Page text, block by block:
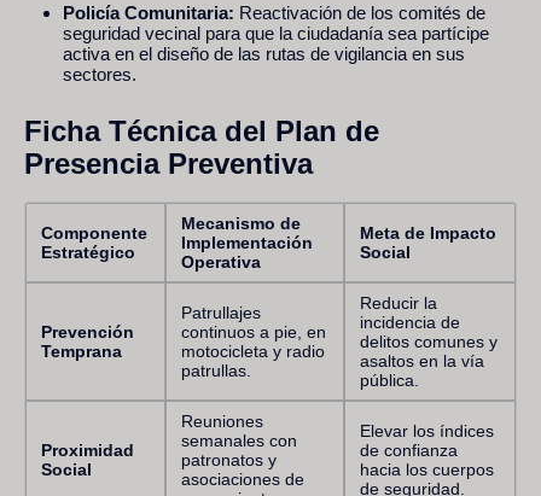
Policía Comunitaria: Reactivación de los comités de
seguridad vecinal para que la ciudadanía sea partícipe
activa en el diseño de las rutas de vigilancia en sus
sectores.
Ficha Técnica del Plan de
Presencia Preventiva
Componente
Estratégico
Mecanismo de
Implementación
Operativa
Meta de Impacto
Social
Prevención
Temprana
Patrullajes
continuos a pie, en
motocicleta y radio
patrullas.
Reducir la
incidencia de
delitos comunes y
asaltos en la vía
pública.
Proximidad
Social
Reuniones
semanales con
patronatos y
asociaciones de
Elevar los índices
de confianza
hacia los cuerpos
de seguridad.